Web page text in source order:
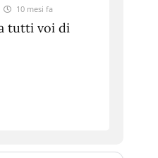
10 mesi fa
tutti voi di